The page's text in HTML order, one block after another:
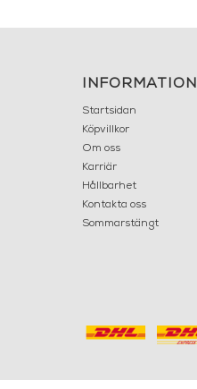
INFORMATION
Startsidan
Köpvillkor
Om oss
Karriär
Hållbarhet
Kontakta oss
Sommarstängt